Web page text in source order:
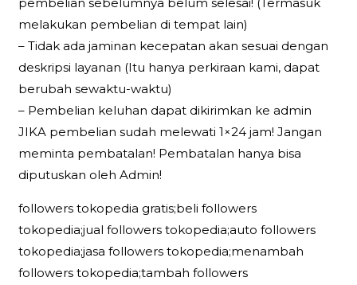
melakukan pembelian di tempat lain)
– Tidak ada jaminan kecepatan akan sesuai dengan
deskripsi layanan (Itu hanya perkiraan kami, dapat
berubah sewaktu-waktu)
– Pembelian keluhan dapat dikirimkan ke admin
JIKA pembelian sudah melewati 1×24 jam! Jangan
meminta pembatalan! Pembatalan hanya bisa
diputuskan oleh Admin!
followers tokopedia gratis;beli followers
tokopedia;jual followers tokopedia;auto followers
tokopedia;jasa followers tokopedia;menambah
followers tokopedia;tambah followers